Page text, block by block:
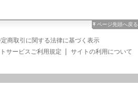
ページ先頭へ戻る
商取引に関する法律に基づく表示
サービスご利用規定 サイトの利用について